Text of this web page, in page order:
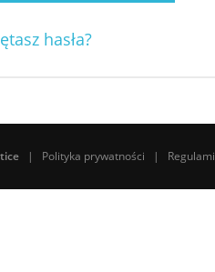
hasła?
| Polityka prywatności |